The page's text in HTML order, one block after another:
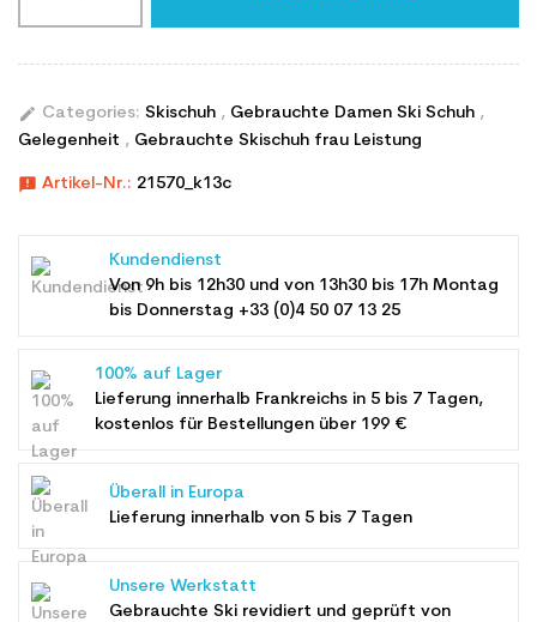
edit Categories: Skischuh , Gebrauchte Damen Ski Schuh ,
Gelegenheit , Gebrauchte Skischuh frau Leistung
announcement Artikel-Nr.: 21570_k13c
Kundendienst
Von 9h bis 12h30 und von 13h30 bis 17h Montag
bis Donnerstag +33 (0)4 50 07 13 25
100% auf Lager
Lieferung innerhalb Frankreichs in 5 bis 7 Tagen,
kostenlos für Bestellungen über 199 €
Überall in Europa
Lieferung innerhalb von 5 bis 7 Tagen
Unsere Werkstatt
Gebrauchte Ski revidiert und geprüft von